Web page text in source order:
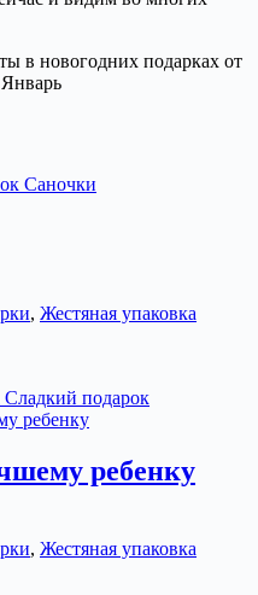
, Жестяная упаковка
ребенку
, Жестяная упаковка